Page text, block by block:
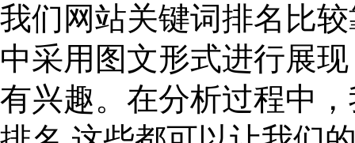
我们网站关键词排名比
中采用图文形式进行展
有兴趣。在分析过程中